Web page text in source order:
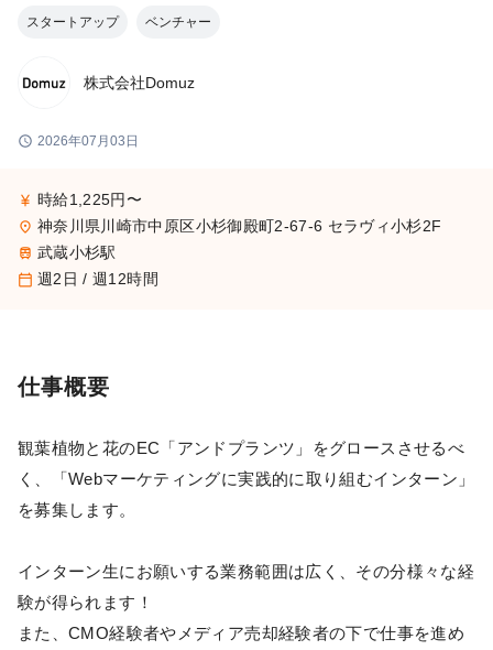
スタートアップ ベンチャー
株式会社Domuz
schedule 2026年07月03日
currency_yen 時給1,225円〜
place 神奈川県川崎市中原区小杉御殿町2-67-6 セラヴィ小杉2F
train 武蔵小杉駅
calendar_today 週2日 / 週12時間
仕事概要
観葉植物と花のEC「アンドプランツ」をグロースさせるべ
く、「Webマーケティングに実践的に取り組むインターン」
を募集します。
インターン生にお願いする業務範囲は広く、その分様々な経
験が得られます！
また、CMO経験者やメディア売却経験者の下で仕事を進め